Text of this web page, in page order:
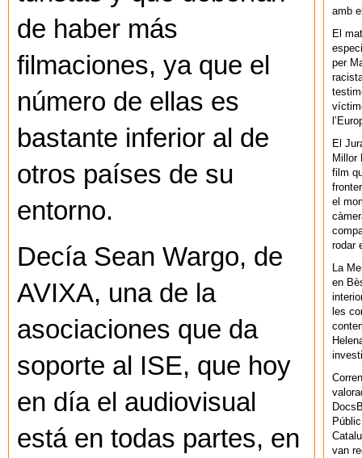
de haber más
filmaciones, ya que el
número de ellas es
bastante inferior al de
otros países de su
entorno.
Decía Sean Wargo, de
AVIXA, una de la
asociaciones que da
soporte al ISE, que hoy
en día el audiovisual
está en todas partes, en
amb
El
per
El
Millor
film
el
rodar
La
en
les
van